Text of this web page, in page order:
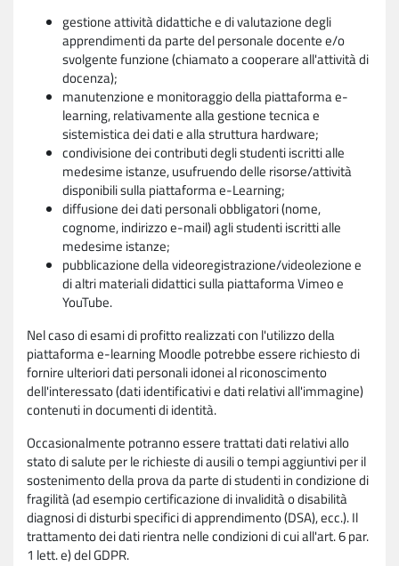
gestione attività didattiche e di valutazione degli
apprendimenti da parte del personale docente e/o
svolgente funzione (chiamato a cooperare all'attività di
docenza);
manutenzione e monitoraggio della piattaforma e-
learning, relativamente alla gestione tecnica e
sistemistica dei dati e alla struttura hardware;
condivisione dei contributi degli studenti iscritti alle
medesime istanze, usufruendo delle risorse/attività
disponibili sulla piattaforma e-Learning;
diffusione dei dati personali obbligatori (nome,
cognome, indirizzo e-mail) agli studenti iscritti alle
medesime istanze;
pubblicazione della videoregistrazione/videolezione e
di altri materiali didattici sulla piattaforma Vimeo e
YouTube.
Nel caso di esami di profitto realizzati con l'utilizzo della
piattaforma e-learning Moodle potrebbe essere richiesto di
fornire ulteriori dati personali idonei al riconoscimento
dell'interessato (dati identificativi e dati relativi all'immagine)
contenuti in documenti di identità.
Occasionalmente potranno essere trattati dati relativi allo
stato di salute per le richieste di ausili o tempi aggiuntivi per il
sostenimento della prova da parte di studenti in condizione di
fragilità (ad esempio certificazione di invalidità o disabilità
diagnosi di disturbi specifici di apprendimento (DSA), ecc.). Il
trattamento dei dati rientra nelle condizioni di cui all'art. 6 par.
1 lett. e) del GDPR.